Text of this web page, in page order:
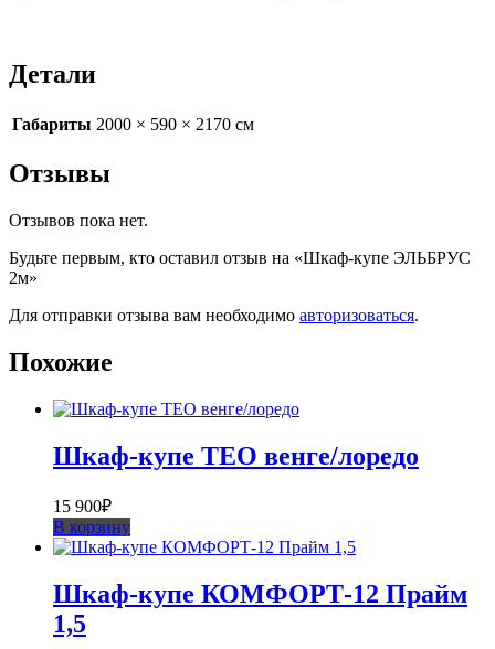
Детали
Габариты 2000 × 590 × 2170 см
Отзывы
Отзывов пока нет.
Будьте первым, кто оставил отзыв на «Шкаф-купе ЭЛЬБРУС
2м»
Для отправки отзыва вам необходимо авторизоваться.
Похожие
Шкаф-купе ТЕО венге/лоредо
15 900₽
В корзину
Шкаф-купе КОМФОРТ-12 Прайм
1,5